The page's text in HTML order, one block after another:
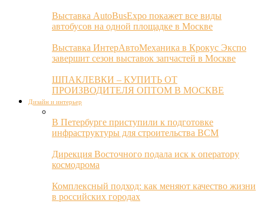
Выставка AutoBusExpo покажет все виды
автобусов на одной площадке в Москве
Выставка ИнтерАвтоМеханика в Крокус Экспо
завершит сезон выставок запчастей в Москве
ШПАКЛЕВКИ – КУПИТЬ ОТ
ПРОИЗВОДИТЕЛЯ ОПТОМ В МОСКВЕ
Дизайн и интерьер
В Петербурге приступили к подготовке
инфраструктуры для строительства ВСМ
Дирекция Восточного подала иск к оператору
космодрома
Комплексный подход: как меняют качество жизни
в российских городах